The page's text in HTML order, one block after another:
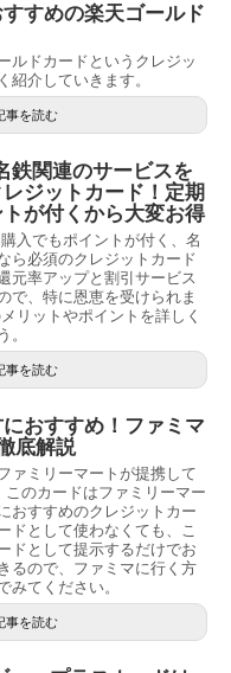
すめの楽天ゴールド
ルドカードというクレジッ
紹介していきます。
事を読む
鉄関連のサービスを
ジットカード！定期
が付くから大変お得
入でもポイントが付く、名
ら必須のクレジットカード
元率アップと割引サービス
で、特に恩恵を受けられま
リットやポイントを詳しく
。
事を読む
おすすめ！ファミマ
底解説
ァミリーマートが提携して
のカードはファミリーマー
おすすめのクレジットカー
ドとして使わなくても、こ
ドとして提示するだけでお
るので、ファミマに行く方
みてください。
事を読む